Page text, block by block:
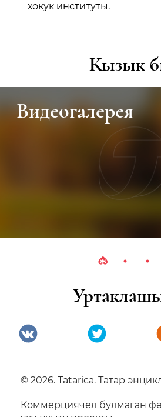
хокук институты.
Кызык
Видеогалерея
© 2026. Tatarica. Татар
Коммерциячел булмаган